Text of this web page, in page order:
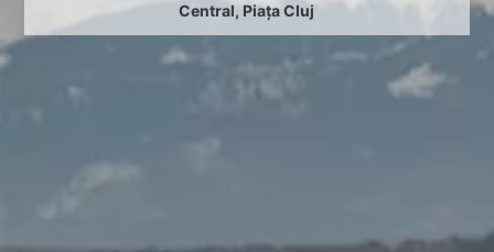
Central,Piața Cluj